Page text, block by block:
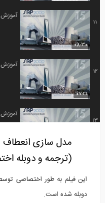
11
08:30
آموزش
12
07:21
آموزش
13
آموزش
1:00:00
آموزش
مدل سازی انعطاف
(ترجمه و دوبله
دوبله شده است.